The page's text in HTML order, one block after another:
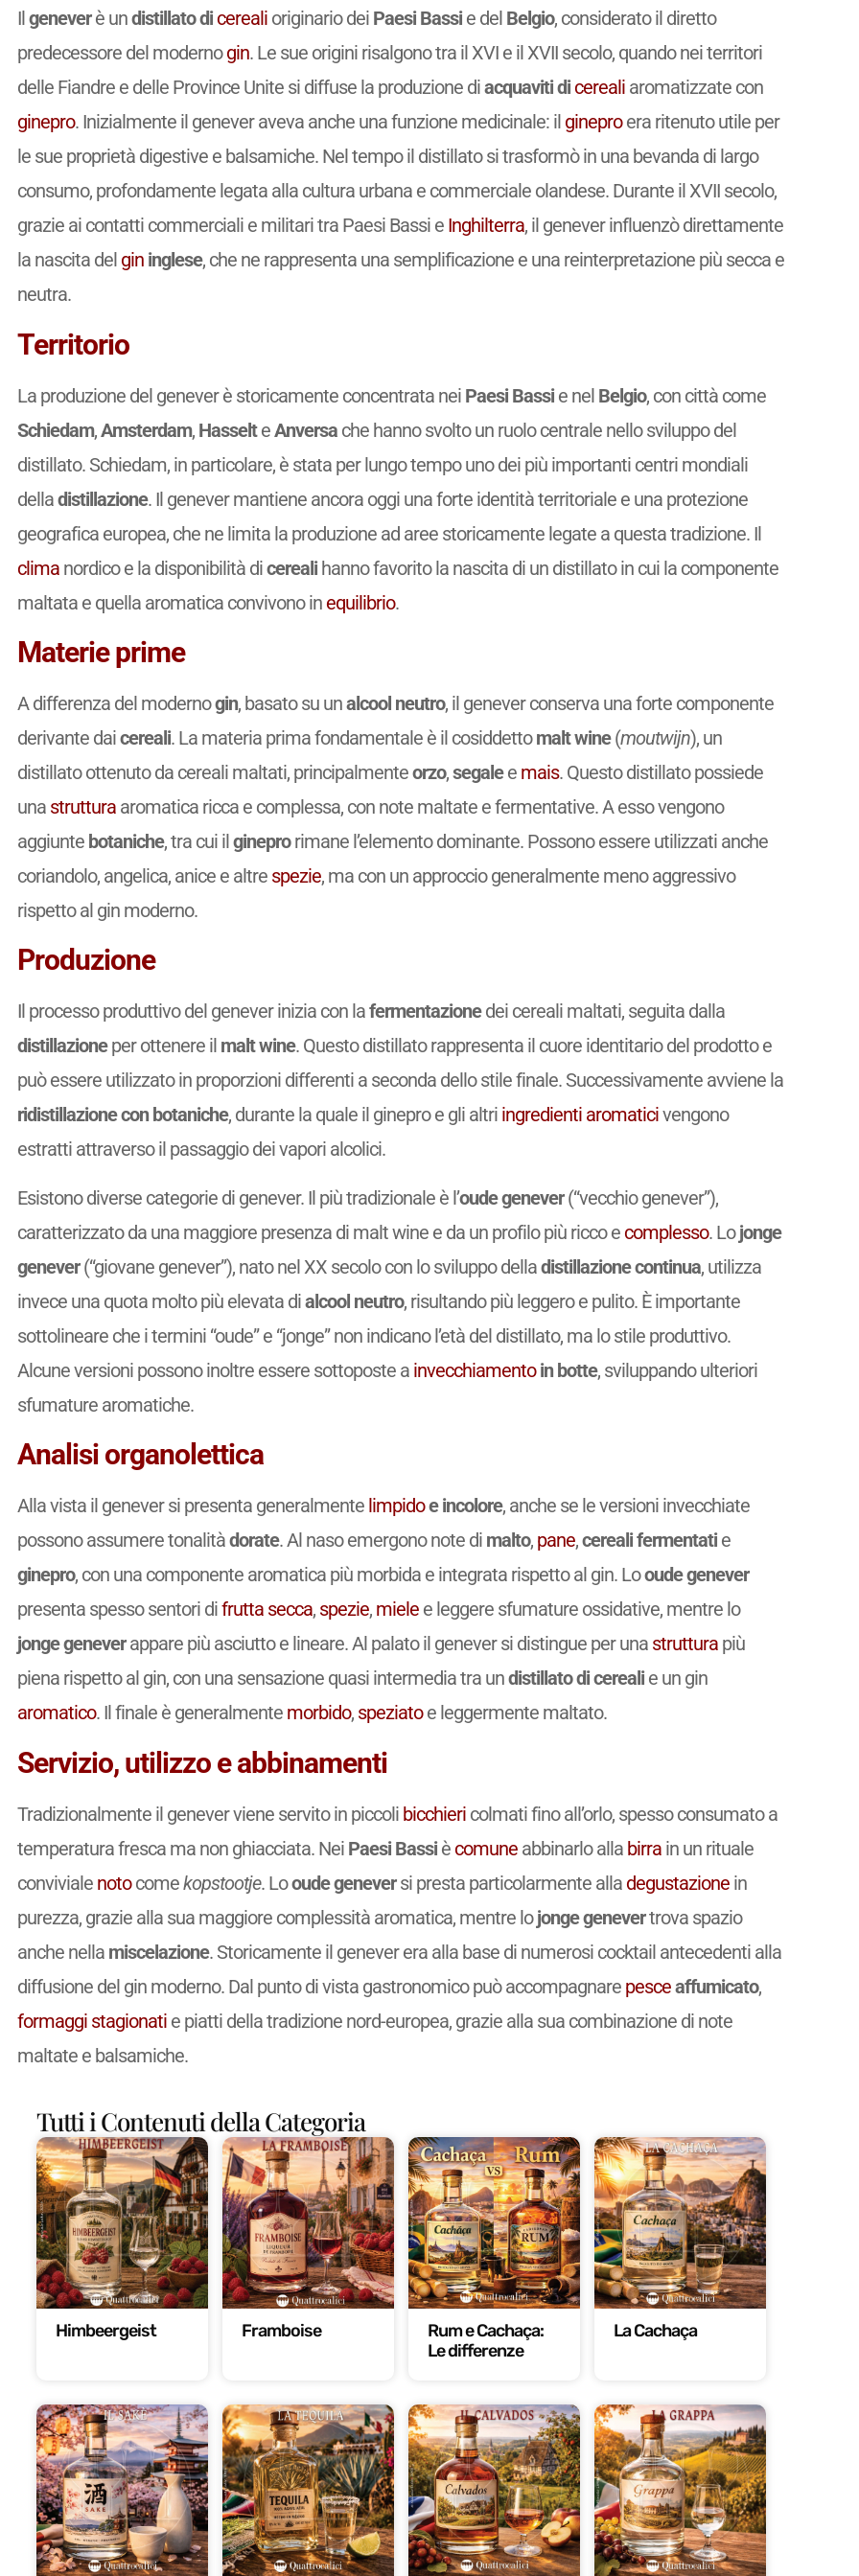
Ilgeneverè undistillato dicerealioriginario dei Paesi Bassie del Belgio, considerato il diretto
predecessore del modernogin. Le sue origini risalgono tra il XVI e il XVII secolo, quando nei territori
delle Fiandre e delle Province Unite si diffuse la produzione diacquaviti dicerealiaromatizzate con
ginepro. Inizialmente il genever aveva anche una funzione medicinale: il gineproera ritenuto utile per
le sue proprietà digestive e balsamiche. Nel tempo il distillato si trasformò in una bevanda di largo
consumo, profondamente legata alla cultura urbana e commerciale olandese. Durante il XVII secolo,
grazie ai contatti commerciali e militari tra Paesi Bassi e Inghilterra, il genever influenzò direttamente
la nascita del gininglese, che ne rappresenta una semplificazione e una reinterpretazione più secca e
neutra.
Territorio
La produzione del genever è storicamente concentrata nei Paesi Bassie nel Belgio, con città come
Schiedam,Amsterdam, HasselteAnversache hanno svolto un ruolo centrale nello sviluppo del
distillato. Schiedam, in particolare, è stata per lungo tempo uno dei più importanti centri mondiali
delladistillazione. Il genever mantiene ancora oggi una forte identità territoriale e una protezione
geografica europea, che ne limita la produzione ad aree storicamente legate a questa tradizione. Il
climanordico e la disponibilità dicerealihanno favorito la nascita di un distillato in cui la componente
maltata e quella aromatica convivono in equilibrio.
Materie prime
A differenza del modernogin, basato su unalcool neutro, il genever conserva una forte componente
derivante daicereali. La materia prima fondamentale è il cosiddettomalt wine(moutwijn), un
distillato ottenuto da cereali maltati, principalmenteorzo,segalee mais. Questo distillato possiede
una strutturaaromatica ricca e complessa, con note maltate e fermentative. A esso vengono
aggiunte botaniche, tra cui ilgineprorimane l’elemento dominante. Possono essere utilizzati anche
coriandolo, angelica, anice e altre spezie, ma con un approccio generalmente meno aggressivo
rispetto al gin moderno.
Produzione
Il processo produttivo del genever inizia con lafermentazionedei cereali maltati, seguita dalla
distillazioneper ottenere il malt wine. Questo distillato rappresenta il cuore identitario del prodotto e
può essere utilizzato in proporzioni differenti a seconda dello stile finale. Successivamente avviene la
ridistillazione con botaniche, durante la quale il ginepro e gli altri ingredienti aromaticivengono
estratti attraverso il passaggio dei vapori alcolici.
Esistono diverse categorie di genever. Il più tradizionale è l’oude genever(“vecchio genever”),
caratterizzato da una maggiore presenza di malt wine e da un profilo più ricco e complesso. Lojonge
genever(“giovane genever”), nato nel XX secolo con lo sviluppo delladistillazione continua, utilizza
invece una quota molto più elevata dialcool neutro, risultando più leggero e pulito. È importante
sottolineare che i termini “oude” e “jonge” non indicano l’età del distillato, ma lo stile produttivo.
Alcune versioni possono inoltre essere sottoposte a invecchiamentoin botte, sviluppando ulteriori
sfumature aromatiche.
Analisi organolettica
Alla vista il genever si presenta generalmente limpidoe incolore, anche se le versioni invecchiate
possono assumere tonalitàdorate. Al naso emergono note di malto, pane,cereali fermentatie
ginepro, con una componente aromatica più morbida e integrata rispetto al gin. Looude genever
presenta spesso sentori difrutta secca, spezie, mielee leggere sfumature ossidative, mentre lo
jonge geneverappare più asciutto e lineare. Al palato il genever si distingue per una strutturapiù
piena rispetto al gin, con una sensazione quasi intermedia tra undistillato di cerealie un gin
aromatico. Il finale è generalmente morbido, speziatoe leggermente maltato.
Servizio, utilizzo e abbinamenti
Tradizionalmente il genever viene servito in piccoli bicchiericolmati fino all’orlo, spesso consumato a
temperatura fresca ma non ghiacciata. Nei Paesi Bassiè comuneabbinarlo alla birrain un rituale
conviviale notocomekopstootje. Looude geneversi presta particolarmente alla degustazionein
purezza, grazie alla sua maggiore complessità aromatica, mentre lojonge genevertrova spazio
anche nella miscelazione. Storicamente il genever era alla base di numerosi cocktail antecedenti alla
diffusione del gin moderno. Dal punto di vista gastronomico può accompagnare pesceaffumicato,
formaggi stagionatie piatti della tradizione nord-europea, grazie alla sua combinazione di note
maltate e balsamiche.
Tutti i Contenuti della Categoria
Himbeergeist Framboise
Rum e Cachaça:
Le differenze
La Cachaça